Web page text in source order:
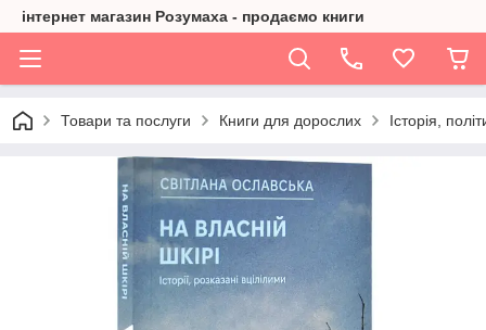
інтернет магазин Розумаха - продаємо книги
Товари та послуги Книги для дорослих Історія,